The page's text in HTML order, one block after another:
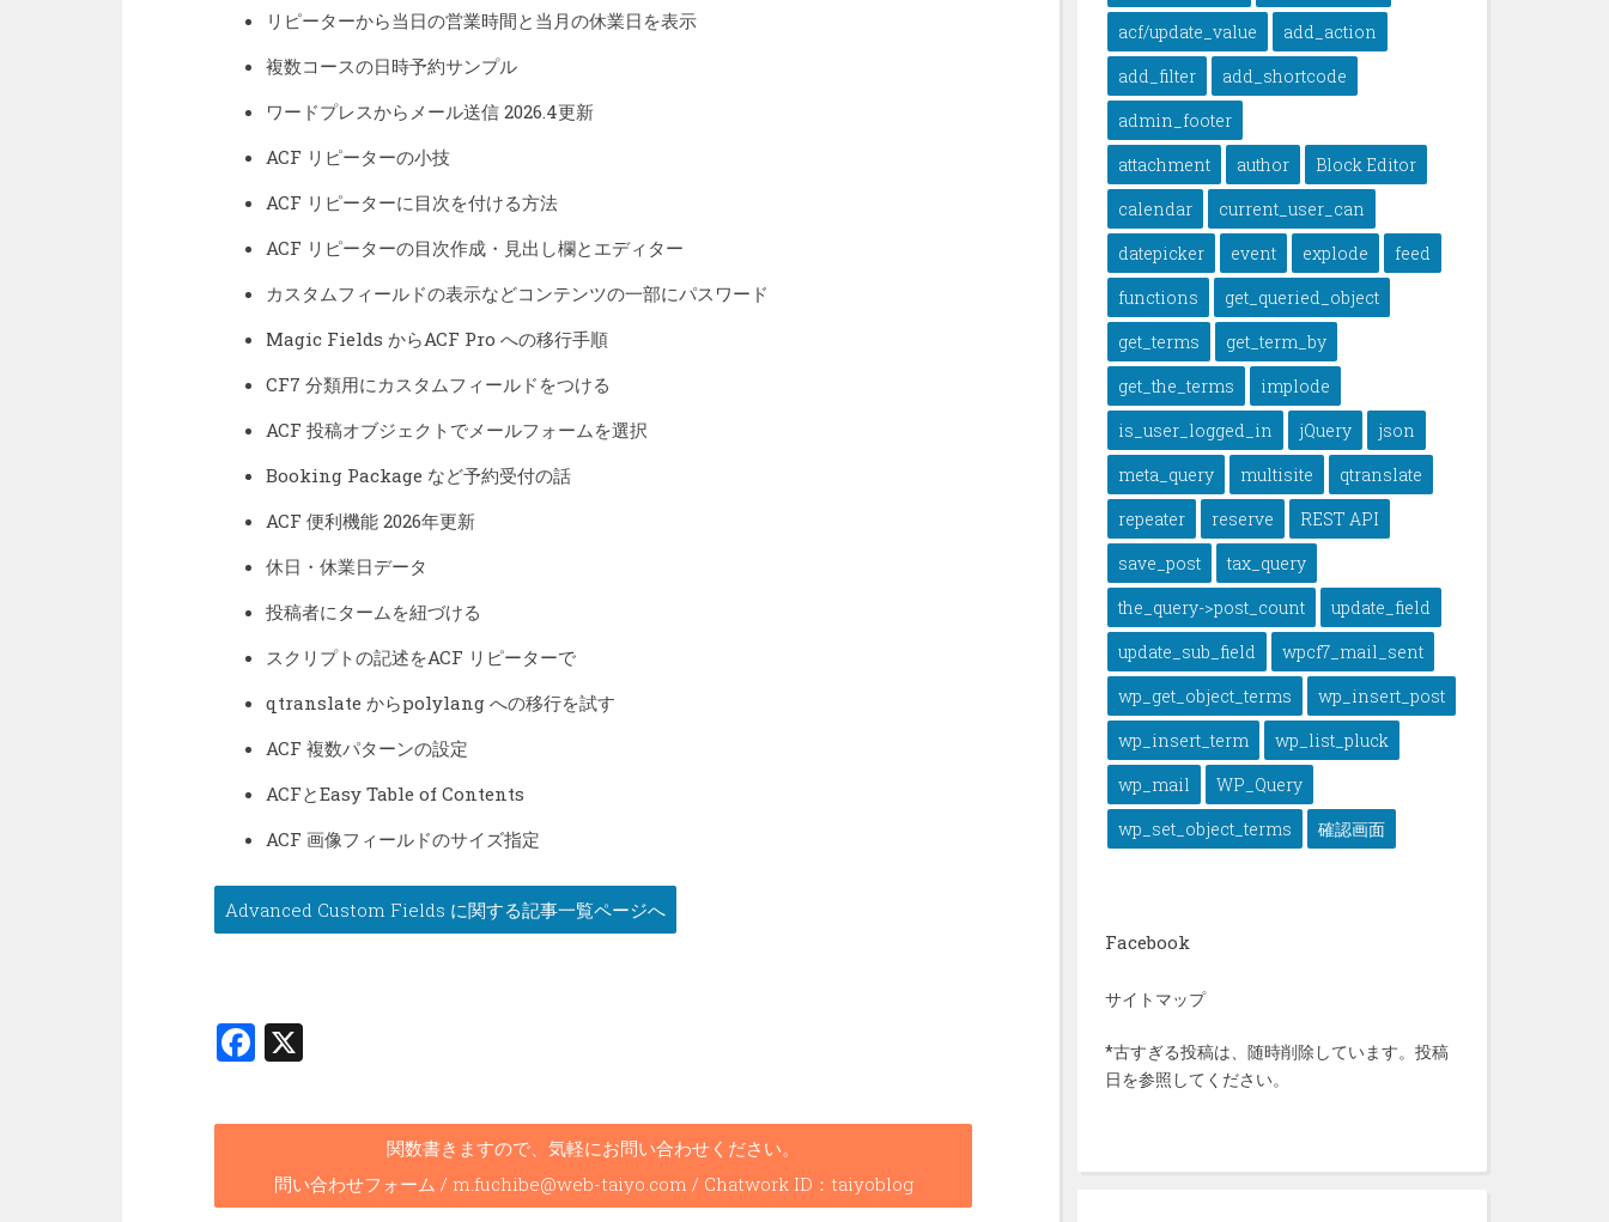
リピーターから当日の営業時間と当月の休業日を表示
複数コースの日時予約サンプル
ワードプレスからメール送信 2026.4更新
ACF リピーターの小技
ACF リピーターに目次を付ける方法
ACF リピーターの目次作成・見出し欄とエディター
カスタムフィールドの表示などコンテンツの一部にパスワード
Magic Fields からACF Pro への移行手順
CF7 分類用にカスタムフィールドをつける
ACF 投稿オブジェクトでメールフォームを選択
Booking Package など予約受付の話
ACF 便利機能 2026年更新
休日・休業日データ
投稿者にタームを紐づける
スクリプトの記述をACF リピーターで
qtranslate からpolylang への移行を試す
ACF 複数パターンの設定
ACFとEasy Table of Contents
ACF 画像フィールドのサイズ指定
Advanced Custom Fields に関する記事一覧ページへ
F
a
ce
o
関数書きますので、気軽にお問い合わせください。
問い合わせフォーム / m.fuchibe@web-taiyo.com / Chatwork ID：taiyoblog
acf/update_value
add_action
add_filter
add_shortcode
admin_footer
attachment
author
Block Editor
calendar
current_user_can
datepicker
event explode
feed
functions
get_queried_object
get_terms
get_term_by
get_the_terms
implode
is_user_logged_in
jQuery
json
meta_query
multisite
qtranslate
repeater
reserve
REST API
save_post
tax_query
the_query->post_count
update_field
update_sub_field
wpcf7_mail_sent
wp_get_object_terms
wp_insert_post
wp_insert_term
wp_list_pluck
wp_mail
WP_Query
wp_set_object_terms
確認画面
Facebook
サイトマップ
*古すぎる投稿は、随時削除しています。投稿
日を参照してください。